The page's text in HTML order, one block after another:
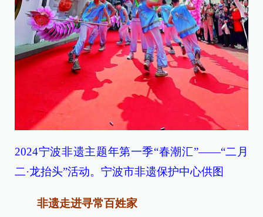
2024宁波非遗主题年第一季“春潮汇”——“二月
二·龙抬头”活动。宁波市非遗保护中心供图
非遗走进寻常百姓家